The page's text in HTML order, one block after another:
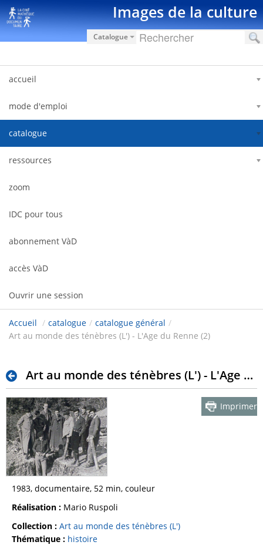
Saut au contenu Images de la culture
Catalogue
accueil
mode d'emploi
catalogue
ressources
zoom
IDC pour tous
abonnement VàD
accès VàD
Ouvrir une session
Accueil / catalogue / catalogue général /
Art au monde des ténèbres (L') - L'Age du Renne (2)
Art au monde des ténèbres (L') - L'Age du Renne (2)
Imprimer
1983, documentaire, 52 min, couleur
Réalisation : Mario Ruspoli
Collection : Art au monde des ténèbres (L')
Thématique : histoire